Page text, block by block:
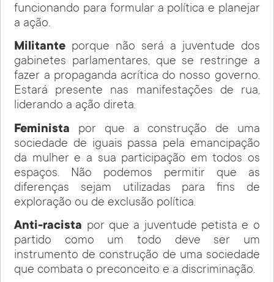
funcionando para formular a política e planejar
a ação.
Militante porque não será a juventude dos
gabinetes parlamentares, que se restringe a
fazer a propaganda acrítica do nosso governo.
Estará presente nas manifestações de rua,
liderando a ação direta.
Feminista por que a construção de uma
sociedade de iguais passa pela emancipação
da mulher e a sua participação em todos os
espaços. Não podemos permitir que as
diferenças sejam utilizadas para fins de
exploração ou de exclusão política.
Anti-racista por que a juventude petista e o
partido como um todo deve ser um
instrumento de construção de uma sociedade
que combata o preconceito e a discriminação.